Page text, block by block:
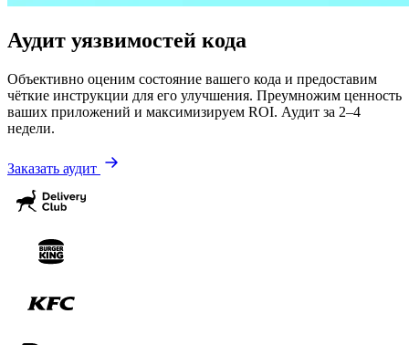
Аудит уязвимостей кода
Объективно оценим состояние вашего кода и предоставим
чёткие инструкции для его улучшения. Преумножим ценность
ваших приложений и максимизируем ROI. Аудит за 2–4
недели.
Заказать аудит